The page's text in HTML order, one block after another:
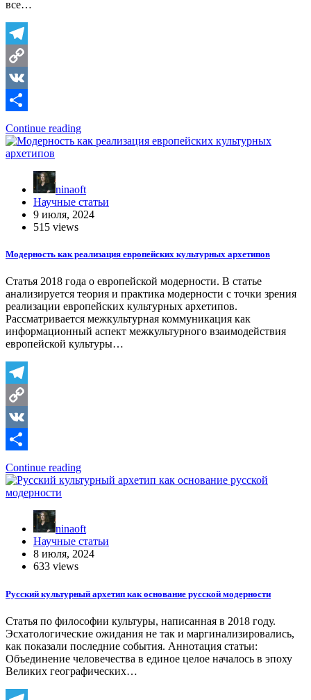
все…
Telegram
Copy
Link
VK
Отправить
Continue reading
ninaoft
Научные статьи
9 июля, 2024
515 views
Модерность как реализация европейских культурных архетипов
Статья 2018 года о европейской модерности. В статье
анализируется теория и практика модерности с точки зрения
реализации европейских культурных архетипов.
Рассматривается межкультурная коммуникация как
информационный аспект межкультурного взаимодействия
европейской культуры…
Telegram
Copy
Link
VK
Отправить
Continue reading
ninaoft
Научные статьи
8 июля, 2024
633 views
Русский культурный архетип как основание русской модерности
Статья по философии культуры, написанная в 2018 году.
Эсхатологические ожидания не так и маргинализировались,
как показали последние события. Аннотация статьи:
Объединение человечества в единое целое началось в эпоху
Великих географических…